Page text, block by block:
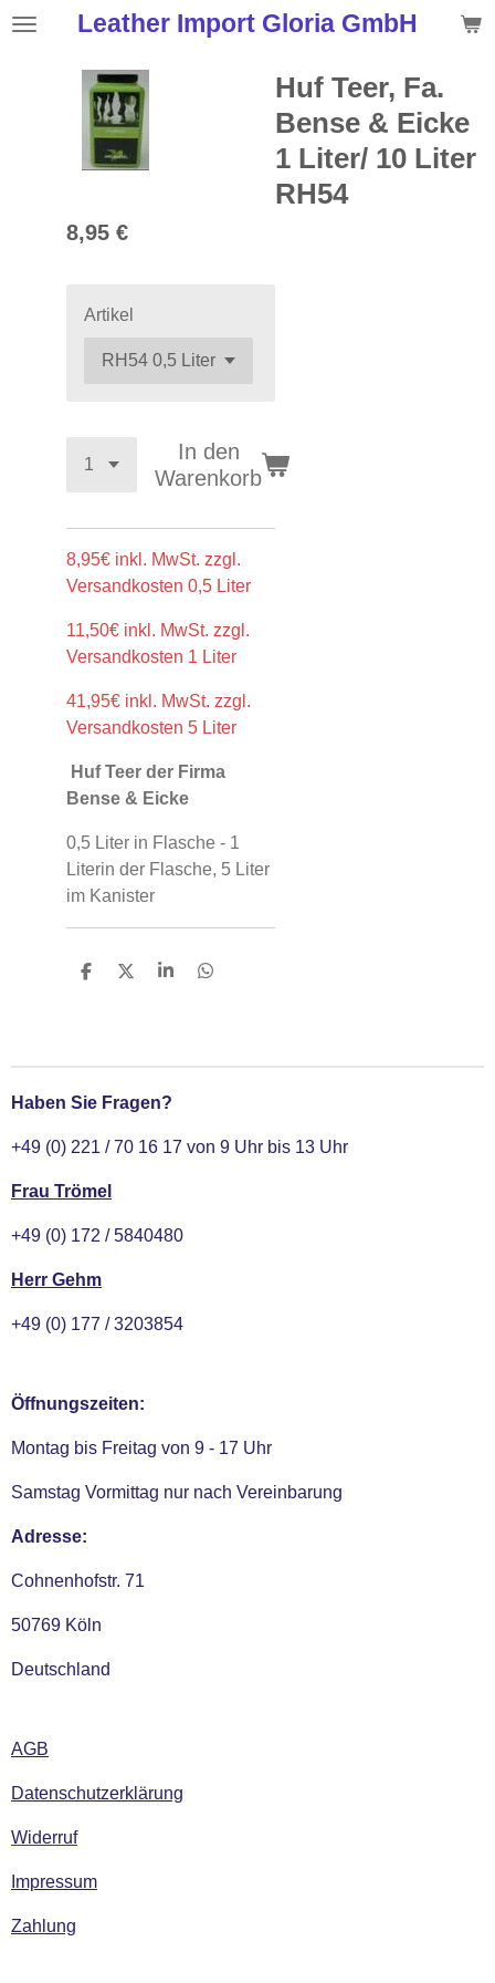
Zum
springen
Leather Import Gloria GmbH
Huf Teer, Fa.
Bense & Eicke
1 Liter/ 10 Liter
RH54
8,95 €
Artikel
In den
Warenkorb
8,95€ inkl. MwSt. zzgl.
Versandkosten 0,5 Liter
11,50€ inkl. MwSt. zzgl.
Versandkosten 1 Liter
41,95€ inkl. MwSt. zzgl.
Versandkosten 5 Liter
Huf Teer der Firma
Bense & Eicke
0,5 Liter in Flasche - 1
Literin der Flasche, 5 Liter
im Kanister
T
n
T
n
T
n
T
n
Haben Sie Fragen?
+49 (0) 221 / 70 16 17 von 9 Uhr bis 13 Uhr
Frau Trömel
+49 (0) 172 / 5840480
Herr Gehm
+49 (0) 177 / 3203854
Öffnungszeiten:
Montag bis Freitag von 9 - 17 Uhr
Samstag Vormittag nur nach Vereinbarung
Adresse:
Cohnenhofstr. 71
50769 Köln
Deutschland
AGB
Datenschutzerklärung
Widerruf
Impressum
Zahlung